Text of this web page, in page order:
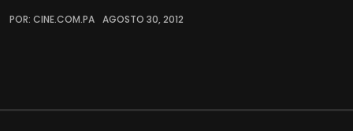
POR: CINE.COM.PA AGOSTO 30, 2012